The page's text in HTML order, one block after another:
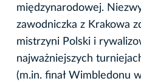
międzynarodowej.
zawodniczka z Krakowa
mistrzyni Polski i
najważniejszych
(m.in. finał Wimbledonu